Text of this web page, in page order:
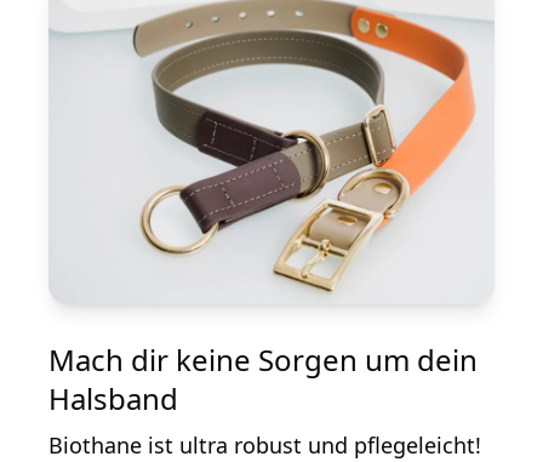
Mach dir keine Sorgen um dein
Halsband
Biothane ist ultra robust und pflegeleicht!